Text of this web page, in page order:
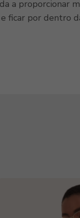
a proporcionar
ficar por dentro